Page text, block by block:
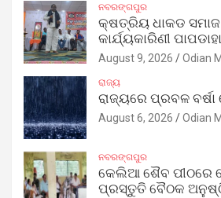
ନବରଙ୍ଗପୁର
କ୍ଷତ୍ରିୟ ଧାକଡ ସମାଜ
କାର୍ଯ୍ୟକାରିଣୀ
August 9, 2026 Odian
ରାଜ୍ୟ
ରାଜ୍ୟରେ ପ୍ରବଳ ବର୍ଷା
August 6, 2026 Odian
ନବରଙ୍ଗପୁର
କେଲିଆ ଶୈବ ପୀଠରେ
ପ୍ରସ୍ତୁତି ବୈଠକ